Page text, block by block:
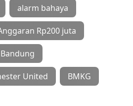
alarm bahaya
Rp200 juta
United BMKG